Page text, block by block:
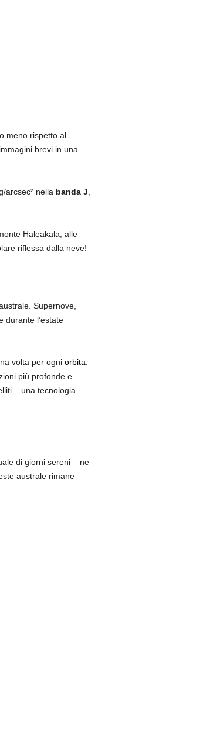
meno rispetto al
brevi in una
arcsec² nella banda J
Haleakalā, alle
riflessa dalla neve!
Supernove,
durante l’estate
volta per ogni orbita
più profonde e
– una tecnologia
di giorni sereni – ne
australe rimane